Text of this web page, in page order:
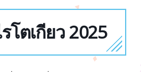
โตเกียว 2025